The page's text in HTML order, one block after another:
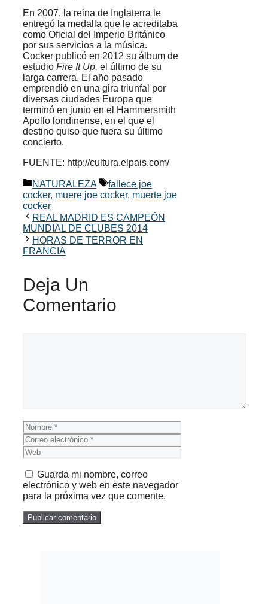
En 2007, la reina de Inglaterra le
entregó la medalla que le acreditaba
como Oficial del Imperio Británico
por sus servicios a la música.
Cocker publicó en 2012 su álbum de
estudio Fire It Up, el último de su
larga carrera. El año pasado
emprendió en una gira triunfal por
diversas ciudades Europa que
terminó en junio en el Hammersmith
Apollo londinense, en el que el
destino quiso que fuera su último
concierto.
FUENTE: http://cultura.elpais.com/
Categorías
NATURALEZA Etiquetas
fallece joe
cocker, muere joe cocker, muerte joe
cocker
REAL MADRID ES CAMPEÓN
MUNDIAL DE CLUBES 2014
HORAS DE TERROR EN
FRANCIA
Deja Un
Comentario
Nombre
Correo
electrónico
Web
Guarda mi nombre, correo
electrónico y web en este navegador
para la próxima vez que comente.